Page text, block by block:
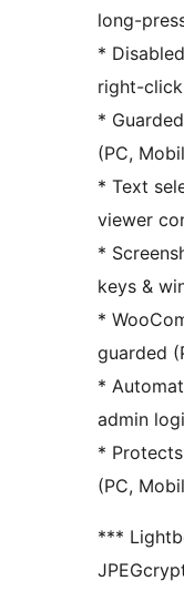
long-
*
right-
*
(PC,
* Text
viewer
*
keys &
*
guarded
*
admin
* Protects
(PC,
***